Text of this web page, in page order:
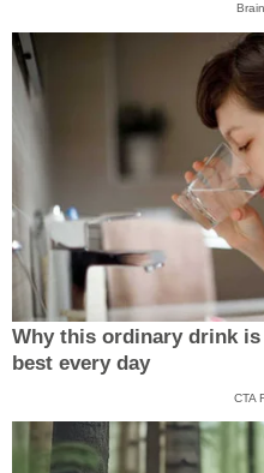
Why this ordinary drink
best every day
CTA